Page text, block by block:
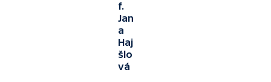
f.
Jan
a
Haj
šlo
vá